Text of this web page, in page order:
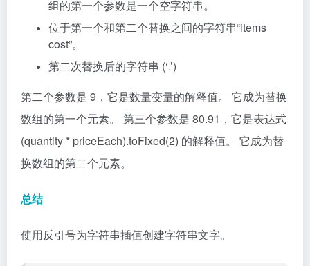
组的第一个参数是一个空字符串。
位于第一个和第二个替换之间的字符串“items
cost”。
第二次替换后的字符串 (‘.’)
第二个参数是 9，它是数量变量的解释值。 它成为替换
数组的第一个元素。 第三个参数是 80.91，它是表达式
(quantity * priceEach).toFixed(2) 的解释值。 它成为替
换数组的第二个元素。
总结
使用反引号为字符串插值创建字符串文字。